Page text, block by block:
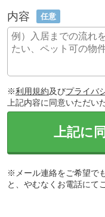
内容 任意
※利用規約及びプライバ
上記内容に同意いただい
上記に
※メール連絡をご希望で
と、やむなくお電話にて